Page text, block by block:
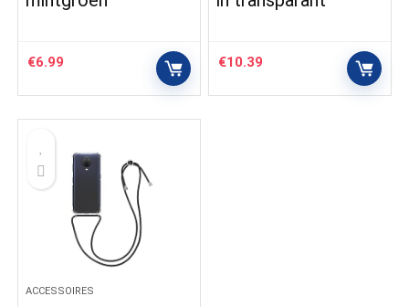
€6.99 €10.39
ACCESSOIRES